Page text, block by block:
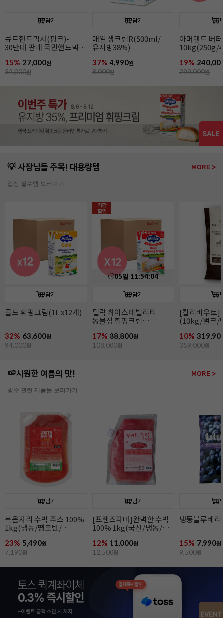
담기
아머랜드 버터
10kg(250g/40개입/
19% 240,000
299,000원
담기
[무배/회원 아이스박스
무료]끼리
크림치즈1kgx12개
21% 234,000
299,900
[칼리바우트]
(1.6kg/ 카카
44.8%/ 바통
8% 42,900원
46,900원
💡 사장님들 주목! 대용량템 MORE >
업장 필수템 보러가기
담기
[칼리바우트]2815다크
(10kg/벌크/벨기에)
10% 319,900
359,000원
담기
[칼리바우트]
화이트초콜릿 W2(10kg/
15% 319,200
379,000원
이태리산 파
(2~4mm/
파슬리후레
11%
299,000원
🍉시원한 여름의 맛! MORE >
빙수 관련 제품들 보러가기
담기
냉동블루베리(1kg)
15% 7,990원
9,500원
담기
냉동딸기(1kg)
14% 5,990원
7,000원
냉동망고
10% 8,990원
10,000원